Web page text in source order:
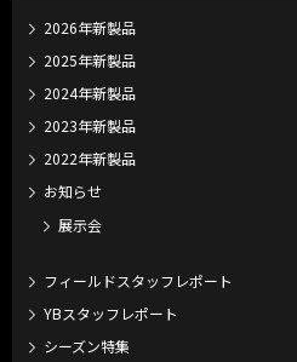
2026年新製品
2025年新製品
2024年新製品
2023年新製品
2022年新製品
お知らせ
展示会
フィールドスタッフレポート
YBスタッフレポート
シーズン特集